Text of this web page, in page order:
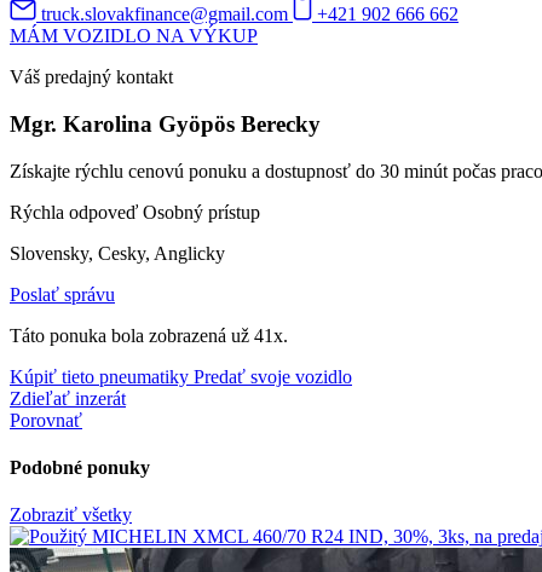
truck.slovakfinance@gmail.com
+421 902 666 662
MÁM VOZIDLO NA VÝKUP
Váš predajný kontakt
Mgr. Karolina Gyöpös Berecky
Získajte rýchlu cenovú ponuku a dostupnosť do 30 minút počas
Rýchla odpoveď Osobný prístup
Slovensky, Cesky, Anglicky
Poslať správu
Táto ponuka bola zobrazená už 41x.
Kúpiť tieto pneumatiky Predať svoje vozidlo
Zdieľať inzerát
Porovnať
Podobné ponuky
Zobraziť všetky